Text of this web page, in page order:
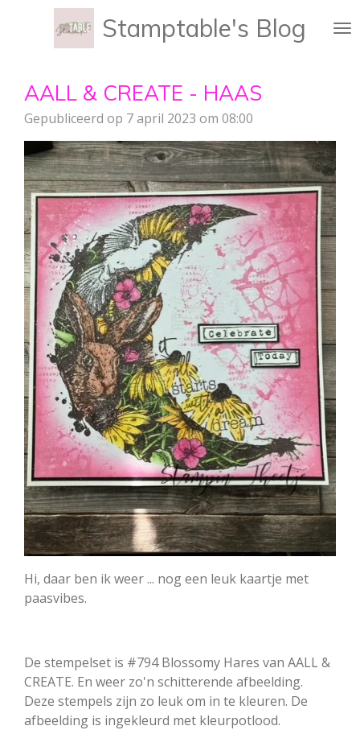
hoofdinhoud
Stamptable's Blog
AALL & CREATE - HAAS
Gepubliceerd op 7 april 2023 om 08:00
Hi, daar ben ik weer ... nog een leuk kaartje met
paasvibes.
De stempelset is #794 Blossomy Hares van AALL &
CREATE. En weer zo'n schitterende afbeelding.
Deze stempels zijn zo leuk om in te kleuren. De
afbeelding is ingekleurd met kleurpotlood.